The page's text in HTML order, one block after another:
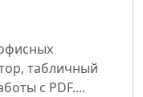
табличный
с PDF....